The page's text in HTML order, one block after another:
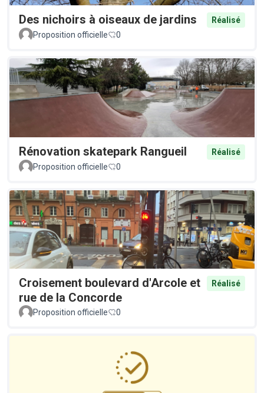
Des nichoirs à oiseaux de jardins
Réalisé
Proposition officielle
0
Rénovation skatepark Rangueil
Réalisé
Proposition officielle
0
Croisement boulevard d'Arcole et
rue de la Concorde
Réalisé
Proposition officielle 0